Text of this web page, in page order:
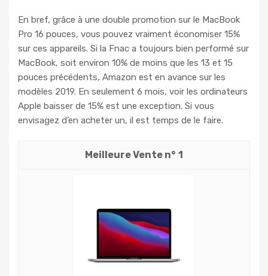
En bref, grâce à une double promotion sur le MacBook
Pro 16 pouces, vous pouvez vraiment économiser 15%
sur ces appareils. Si la Fnac a toujours bien performé sur
MacBook, soit environ 10% de moins que les 13 et 15
pouces précédents, Amazon est en avance sur les
modèles 2019. En seulement 6 mois, voir les ordinateurs
Apple baisser de 15% est une exception. Si vous
envisagez d’en acheter un, il est temps de le faire.
1